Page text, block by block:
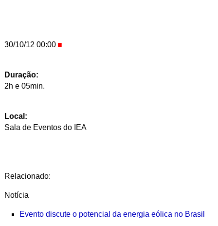
30/10/12 00:00
Duração:
2h e 05min.
Local:
Sala de Eventos do IEA
Relacionado:
Notícia
Evento discute o potencial da energia eólica no Brasil